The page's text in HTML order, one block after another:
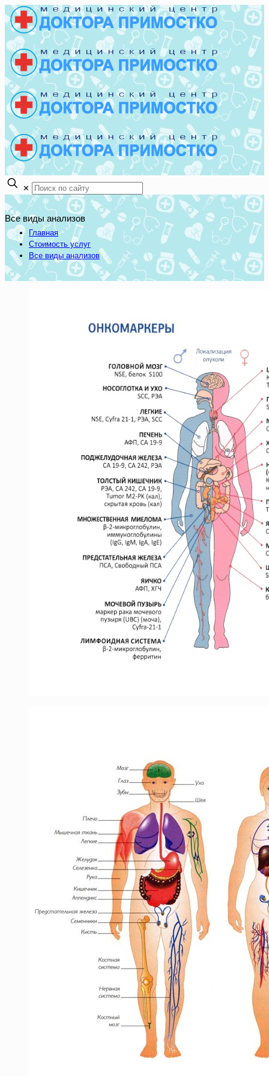
✕
Все виды анализов
Главная
Стоимость услуг
Все виды анализов